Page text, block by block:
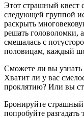
Этот страшный квест
следующей группой
раскрыть
решать головоломки,
смешалась с
половицам, каждый
Сможете ли вы узнать
Хватит ли у вас
проклятию? Или вы
Бронируйте
попробуйте разгадать